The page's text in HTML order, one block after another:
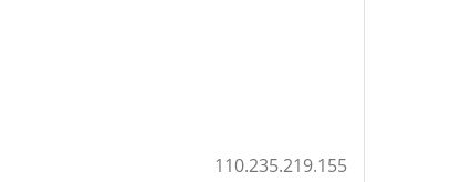
110.235.219.155